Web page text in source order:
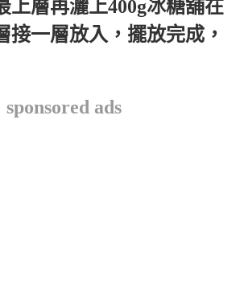
上層再灑上400g冰糖舖在
接一層放入，擺放完成，
sponsored ads